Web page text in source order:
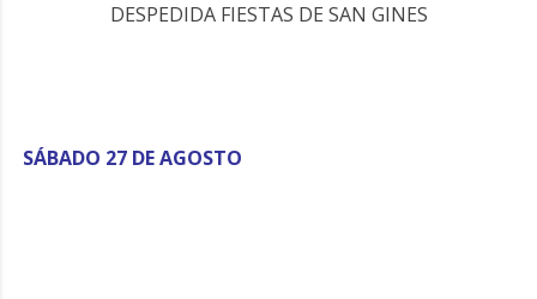
DESPEDIDA FIESTAS DE SAN GINES
SÁBADO 27 DE AGOSTO